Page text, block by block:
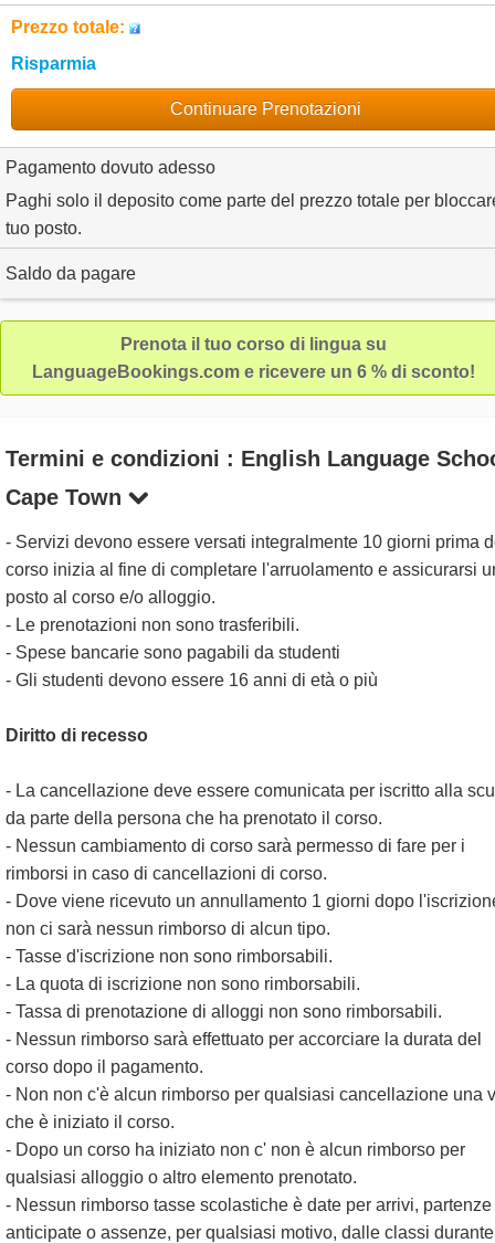
Prezzo totale:
Risparmia
Continuare Prenotazioni
Pagamento dovuto adesso
Paghi solo il deposito come parte del prezzo totale per
tuo posto.
Saldo da pagare
Prenota il tuo corso di lingua su
LanguageBookings.com e ricevere un 6 % di sconto!
Termini e condizioni : English Language
Cape Town
- Servizi devono essere versati integralmente 10 giorni prima
corso inizia al fine di completare l'arruolamento e assicurarsi
posto al corso e/o alloggio.
- Le prenotazioni non sono trasferibili.
- Spese bancarie sono pagabili da studenti
- Gli studenti devono essere 16 anni di età o più
Diritto di recesso
- La cancellazione deve essere comunicata per iscritto alla
da parte della persona che ha prenotato il corso.
- Nessun cambiamento di corso sarà permesso di fare per i
rimborsi in caso di cancellazioni di corso.
- Dove viene ricevuto un annullamento 1 giorni dopo
non ci sarà nessun rimborso di alcun tipo.
- Tasse d'iscrizione non sono rimborsabili.
- La quota di iscrizione non sono rimborsabili.
- Tassa di prenotazione di alloggi non sono rimborsabili.
- Nessun rimborso sarà effettuato per accorciare la durata del
corso dopo il pagamento.
- Non non c'è alcun rimborso per qualsiasi cancellazione una
che è iniziato il corso.
- Dopo un corso ha iniziato non c' non è alcun rimborso per
qualsiasi alloggio o altro elemento prenotato.
- Nessun rimborso tasse scolastiche è date per arrivi, partenze
anticipate o assenze, per qualsiasi motivo, dalle classi durante